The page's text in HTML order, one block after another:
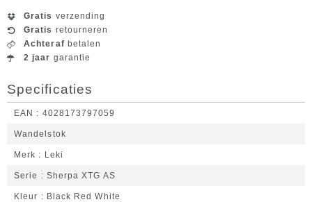
Gratis verzending
Gratis retourneren
Achteraf betalen
2 jaar garantie
Specificaties
EAN 4028173797059
Wandelstok
Merk Leki
Serie Sherpa XTG AS
Kleur Black Red White